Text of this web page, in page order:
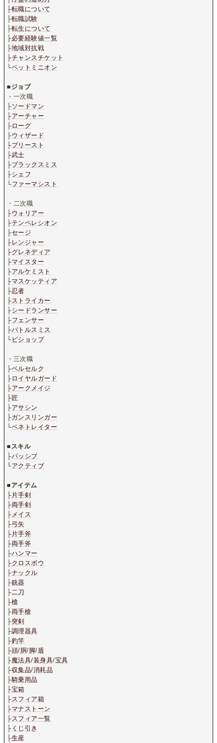
├転職について
├転職試験
├転生について
├必要経験値一覧
├地域対抗戦
├チャンスチケット
└ペットミニオン
■ ジョブ
・一次職
├ソードマン
├アーチャー
├ローグ
├ウィザード
├プリースト
├武士
├ブラックスミス
├シェフ
└ファーマシスト
・二次職
├ウォリアー
├テンペレシオン
├セージ
├レンジャー
├グレネディア
├マイスター
├アルケミスト
├マスケッティア
├忍者
├ストライカー
├シードランサー
├フェンサー
├バトルスミス
└ビショップ
・三次職
├ベルセルク
├ロイヤルガード
├アークメイジ
├匠
├アサシン
├ガンスリンガー
└ペネトレイター
■ スキル
├パッシブ
└アクティブ
■ アイテム
├片手剣
├両手剣
├メイス
├弓矢
├片手斧
├両手斧
├ハンマー
├クロスボウ
├ナックル
├銃器
├二刀
├槍
├両手槍
├突剣
├調理器具
├釣竿
├頭/胴/脚/ 盾
├魔法具/装身具/宝具
├収集品/消耗品
├騎乗用品
├宝箱
├スフィア箱
├マナストーン
├スフィア一覧
├くじ引き
├生産